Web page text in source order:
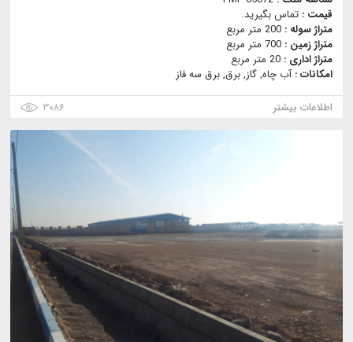
قیمت : تماس بگیرید.
متراژ سوله : 200 متر مربع
متراژ زمین : 700 متر مربع
متراژ اداری : 20 متر مربع
امکانات :آب چاه, گاز, برق, برق سه فاز
اطلاعات بیشتر
۳۰۸۶